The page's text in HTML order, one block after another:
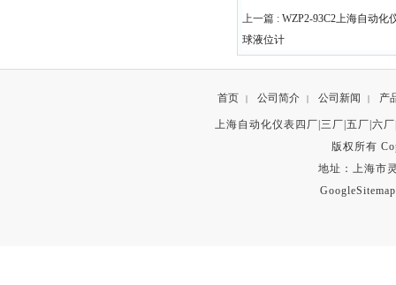
上一篇 : WZP2-93C2上海自动化
球液位计
首页 | 公司简介 | 公司新闻 | 产
上海自动化仪表四厂|三厂|五厂|六
版权所有
地址：上海市
GoogleSitemap